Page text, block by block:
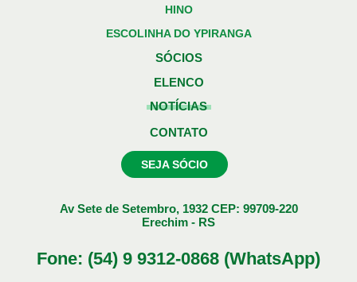
HINO
ESCOLINHA DO YPIRANGA
SÓCIOS
ELENCO
NOTÍCIAS
CONTATO
SEJA SÓCIO
Av Sete de Setembro, 1932 CEP: 99709-220
Erechim - RS
Fone: (54) 9 9312-0868 (WhatsApp)